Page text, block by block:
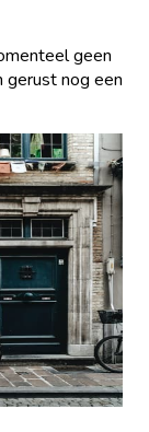
geen
gerust nog een